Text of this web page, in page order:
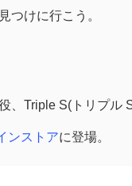
つけに行こう。
、Triple S(トリプル
ンストアに登場。